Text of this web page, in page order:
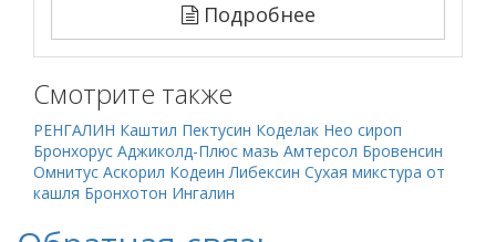
Подробнее
Смотрите также
РЕНГАЛИН Каштил Пектусин Коделак Нео сироп
Бронхорус Аджиколд-Плюс мазь Амтерсол Бровенсин
Омнитус Аскорил Кодеин Либексин Сухая микстура от
кашля Бронхотон Ингалин